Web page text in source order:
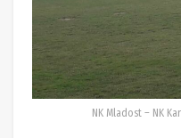
NK Mladost – NK